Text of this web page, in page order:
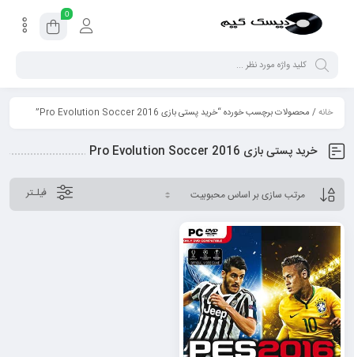
0
خانه/ محصولات برچسب خورده “خرید پستی بازی Pro Evolution Soccer 2016”
خرید پستی بازی Pro Evolution Soccer 2016
فیلـتر